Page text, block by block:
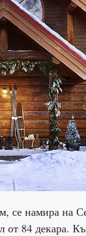
се намира на
84 декара.